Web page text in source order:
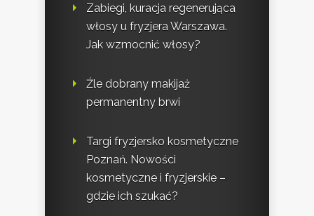
Zabiegi, kuracja regenerująca
włosy u fryzjera Warszawa.
Jak wzmocnić włosy?
Źle dobrany makijaż
permanentny brwi
Targi fryzjersko kosmetyczne
Poznań. Nowości
kosmetyczne i fryzjerskie –
gdzie ich szukać?